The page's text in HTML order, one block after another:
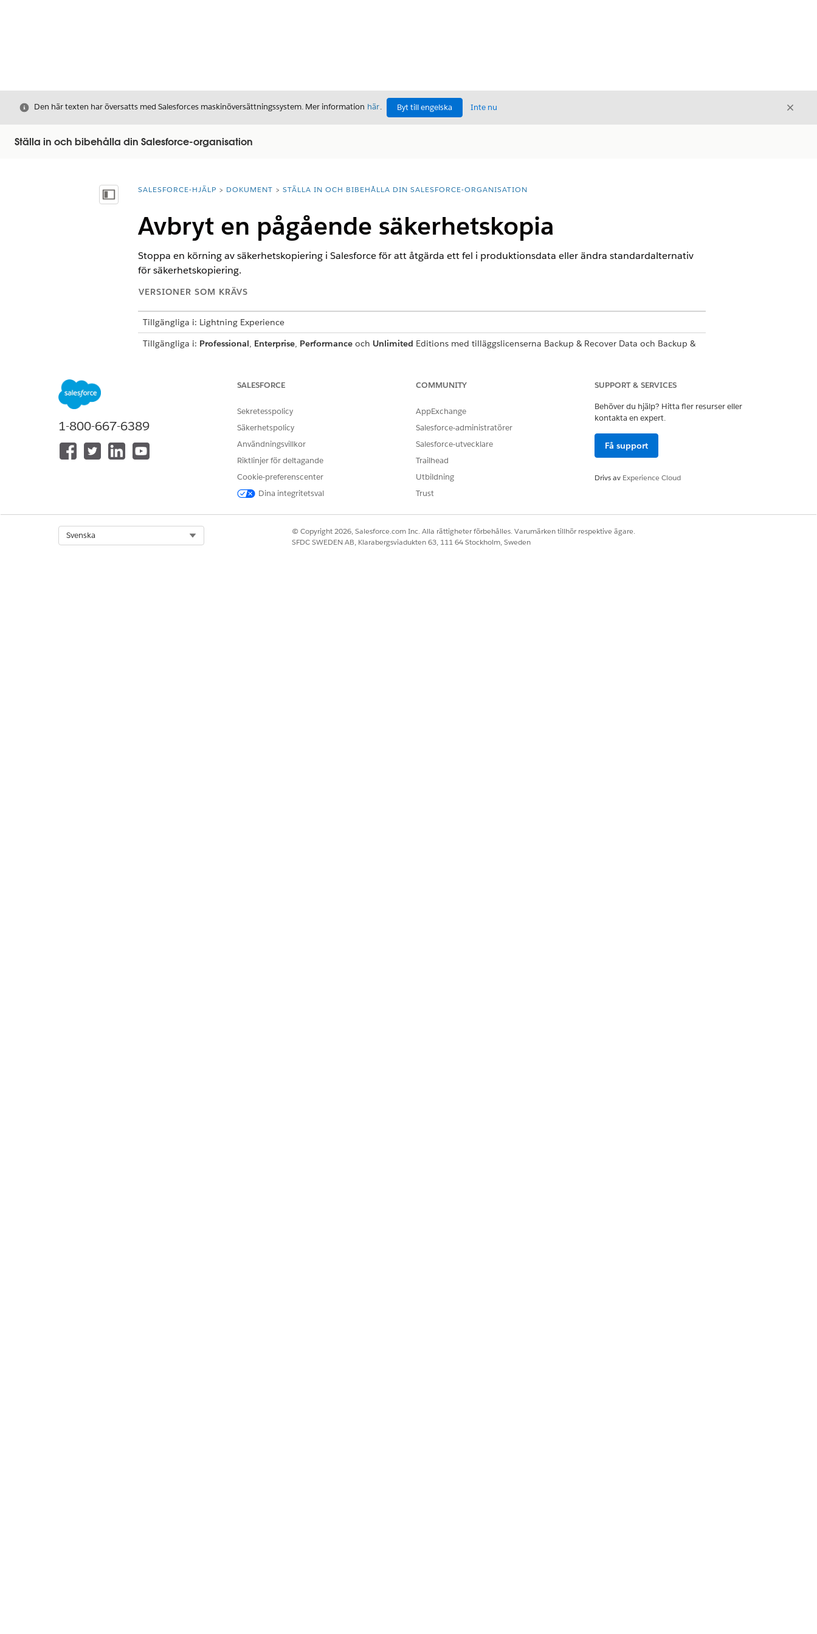
Stäng
Den här texten har översatts med Salesforces maskinöversättningssystem. Mer information här. Byt till engelska Inte nu Stäng
Ställa in och bibehålla din Salesforce-organisation
Visa innehållsförteckning
Du är här:
SALESFORCE-HJÄLP DOKUMENT STÄLLA IN OCH BIBEHÅLLA DIN SALESFORCE-ORGANISATION
Avbryt en pågående säkerhetskopia
Stoppa en körning av säkerhetskopiering i Salesforce för att åtgärda ett fel i produktionsdata eller ändra standardalternativ
för säkerhetskopiering.
VERSIONER SOM KRÄVS
Tillgängliga i: Lightning Experience
Tillgängliga i: Professional, Enterprise, Performanceoch Unlimited Editions med tilläggslicenserna Backup & Recover Data och Backup &
ANVÄNDARBEHÖRIGHETER SOM KRÄVS
Säkerhetskopia.
I den aktuella säkerhetskopians rad, klicka på
Avbryt säkerhetskopia
Avbryt säkerhetskopia
LÖSTE DENNA ARTIKEL DITT PROBLEM?
Berätta för oss vad vi kan förbättra!
1-800-667-6389
SALESFORCE
Sekretesspolicy
Säkerhetspolicy
Användningsvillkor
Riktlinjer för deltagande
Cookie-preferenscenter
Dina integritetsval
COMMUNITY
AppExchange
Salesforce-administratörer
Salesforce-utvecklare
Trailhead
Utbildning
Trust
SUPPORT & SERVICES
Behöver du hjälp? Hitta fler resurser eller
kontakta en expert.
Få support
Drivs av Experience Cloud
Svenska
© Copyright 2026, Salesforce.com Inc. Alla rättigheter förbehålles. Varumärken tillhör respektive ägare.
SFDC SWEDEN AB, Klarabergsviadukten 63, 111 64 Stockholm, Sweden